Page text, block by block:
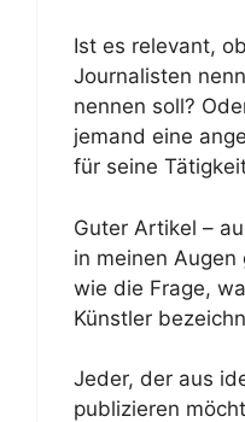
Ist es relevant,
Journalisten
nennen soll?
jemand eine
für seine
Guter Artikel –
in meinen
wie die Frage,
Künstler
Jeder, der aus
publizieren